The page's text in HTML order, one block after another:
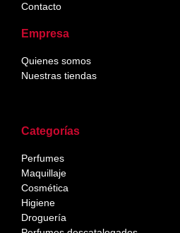
Categorías
Perfumes
Maquillaje
Cosmética
Higiene
Droguería
Contacto
Empresa
Quienes somos
Nuestras tiendas